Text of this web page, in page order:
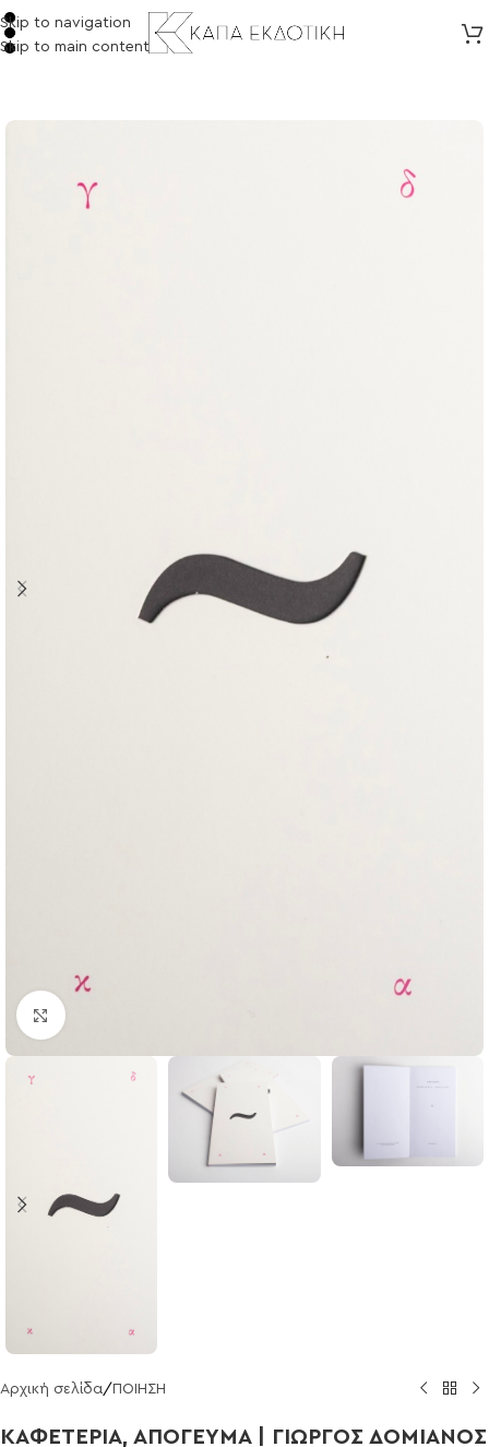
Skip to navigation
Skip to main content
Click to enlarge
Αρχική σελίδα /ΠΟΙΗΣΗ
ΚΑΦΕΤΕΡΙΑ, ΑΠΟΓΕΥΜΑ | ΓΙΩΡΓΟΣ ΔΟΜΙΑΝΟΣ